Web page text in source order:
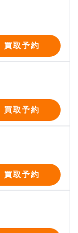
買取予約
買取予約
買取予約